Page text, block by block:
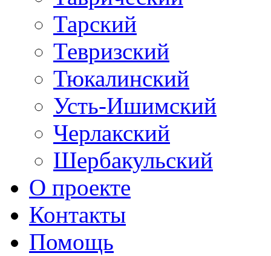
Тарский
Тевризский
Тюкалинский
Усть-Ишимский
Черлакский
Шербакульский
О проекте
Контакты
Помощь